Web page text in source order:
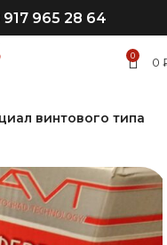
917 965 28 64
0 0
винтового типа
СКОРО В НАЛИЧИИ